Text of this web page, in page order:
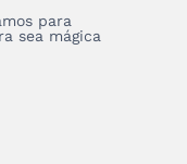
para
sea mágica